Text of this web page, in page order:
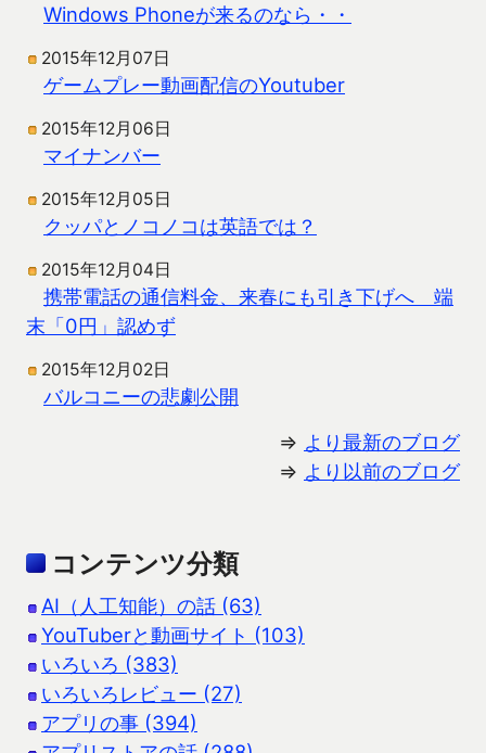
Windows Phoneが来るのなら・・
2015年12月07日
ゲームプレー動画配信のYoutuber
2015年12月06日
マイナンバー
2015年12月05日
クッパとノコノコは英語では？
2015年12月04日
携帯電話の通信料金、来春にも引き下げへ 端
末「0円」認めず
2015年12月02日
バルコニーの悲劇公開
⇒ より最新のブログ
⇒ より以前のブログ
コンテンツ分類
AI（人工知能）の話 (63)
YouTuberと動画サイト (103)
いろいろ (383)
いろいろレビュー (27)
アプリの事 (394)